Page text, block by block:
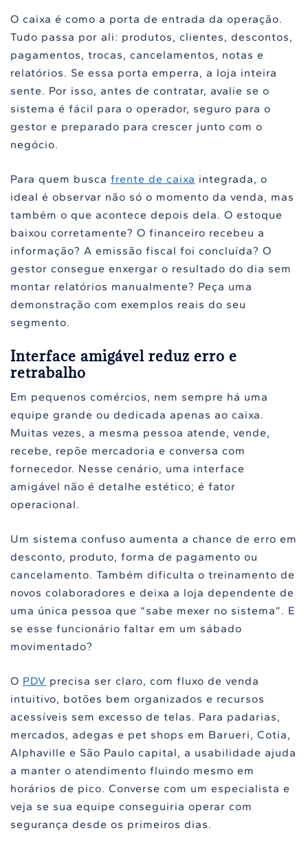
O caixa é como a porta de entrada da operação.
Tudo passa por ali: produtos, clientes, descontos,
pagamentos, trocas, cancelamentos, notas e
relatórios. Se essa porta emperra, a loja inteira
sente. Por isso, antes de contratar, avalie se o
sistema é fácil para o operador, seguro para o
gestor e preparado para crescer junto com o
negócio.
Para quem busca frente de caixa integrada, o
ideal é observar não só o momento da venda, mas
também o que acontece depois dela. O estoque
baixou corretamente? O financeiro recebeu a
informação? A emissão fiscal foi concluída? O
gestor consegue enxergar o resultado do dia sem
montar relatórios manualmente? Peça uma
demonstração com exemplos reais do seu
segmento.
Interface amigável reduz erro e
retrabalho
Em pequenos comércios, nem sempre há uma
equipe grande ou dedicada apenas ao caixa.
Muitas vezes, a mesma pessoa atende, vende,
recebe, repõe mercadoria e conversa com
fornecedor. Nesse cenário, uma interface
amigável não é detalhe estético; é fator
operacional.
Um sistema confuso aumenta a chance de erro em
desconto, produto, forma de pagamento ou
cancelamento. Também dificulta o treinamento de
novos colaboradores e deixa a loja dependente de
uma única pessoa que “sabe mexer no sistema”. E
se esse funcionário faltar em um sábado
movimentado?
O PDV precisa ser claro, com fluxo de venda
intuitivo, botões bem organizados e recursos
acessíveis sem excesso de telas. Para padarias,
mercados, adegas e pet shops em Barueri, Cotia,
Alphaville e São Paulo capital, a usabilidade ajuda
a manter o atendimento fluindo mesmo em
horários de pico. Converse com um especialista e
veja se sua equipe conseguiria operar com
segurança desde os primeiros dias.